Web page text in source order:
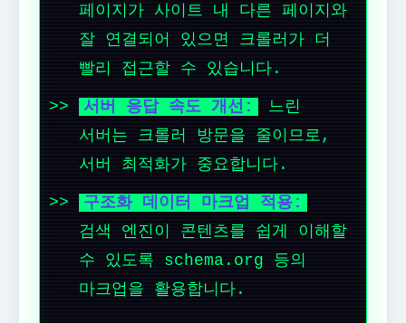
페이지가 사이트 내 다른 페이지와
잘 연결되어 있으면 크롤러가 더
빨리 접근할 수 있습니다.
서버 응답 속도 개선:
느린
서버는 크롤러 방문을 줄이므로,
서버 최적화가 중요합니다.
구조화 데이터 마크업 적용:
검색 엔진이 콘텐츠를 쉽게 이해할
수 있도록 schema.org 등의
마크업을 활용합니다.